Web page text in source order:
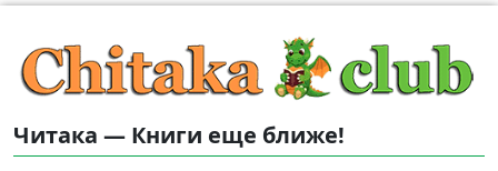
Читака — Книги еще ближе!